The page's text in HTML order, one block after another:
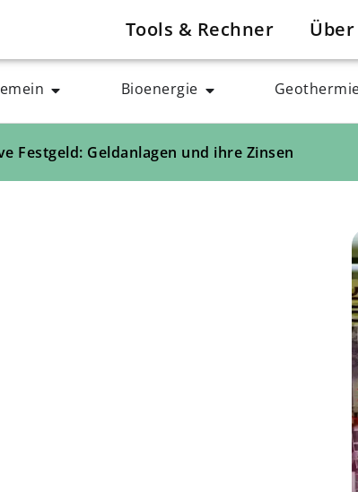
Tools & Rechner
Bioenergie
Festgeld: Geldanlagen und ihre Zinsen